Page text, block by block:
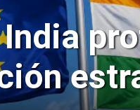
India